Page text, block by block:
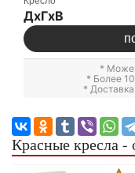
ДxГxВ
*
* Более
*
Красные кресла -